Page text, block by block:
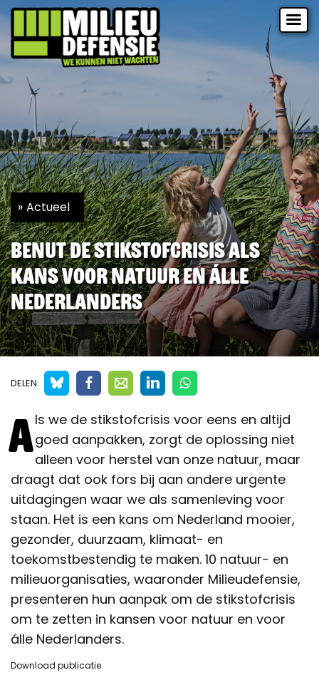
Actueel
Benut de stikstofcrisis als
kans voor natuur en álle
Nederlanders
DELEN
Als we de stikstofcrisis voor eens en altijd
goed aanpakken, zorgt de oplossing niet
alleen voor herstel van onze natuur, maar
draagt dat ook fors bij aan andere urgente
uitdagingen waar we als samenleving voor
staan. Het is een kans om Nederland mooier,
gezonder, duurzaam, klimaat- en
toekomstbestendig te maken. 10 natuur- en
milieuorganisaties, waaronder Milieudefensie,
presenteren hun aanpak om de stikstofcrisis
om te zetten in kansen voor natuur en voor
álle Nederlanders.
Download publicatie